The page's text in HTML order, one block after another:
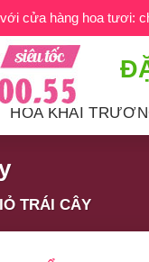
cửa hàng hoa tươi:
HOA KHAI
TRÁI CÂY